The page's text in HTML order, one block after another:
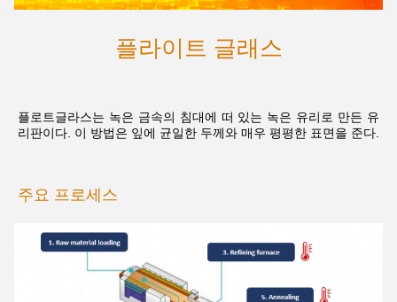
플라이트 글래스
플로트글라스는 녹은 금속의 침대에 떠 있는 녹은 유리로 만든 유
리판이다. 이 방법은 잎에 균일한 두께와 매우 평평한 표면을 준다.
주요 프로세스